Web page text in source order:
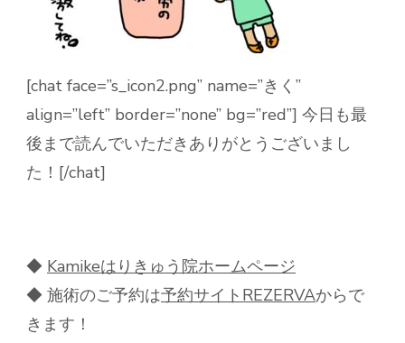
[chat face=”s_icon2.png” name=”きく”
align=”left” border=”none” bg=”red”] 今日も最
後まで読んでいただきありがとうございまし
た！[/chat]
◆ Kamikeはりきゅう院ホームページ
◆ 施術のご予約は予約サイト REZERVAからで
きます！